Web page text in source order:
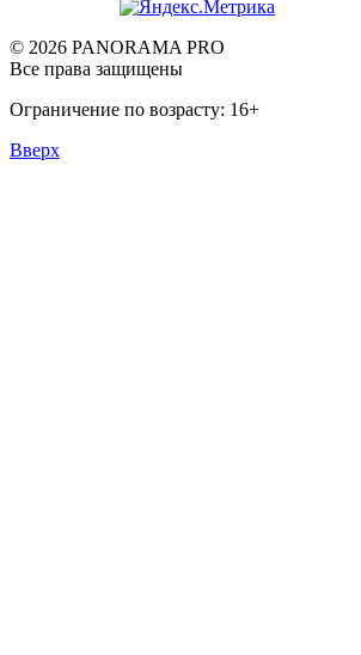
© 2026 PANORAMA PRO
Все права защищены
Ограничение по возрасту: 16+
Вверх